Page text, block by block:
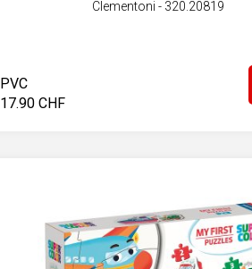
Clementoni - 320.20819
PVC
17.90 CHF